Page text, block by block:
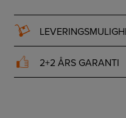
2+2 ÅRS GARANTI